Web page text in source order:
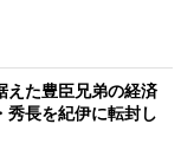
えた豊臣兄弟の経済
秀長を紀伊に転封し